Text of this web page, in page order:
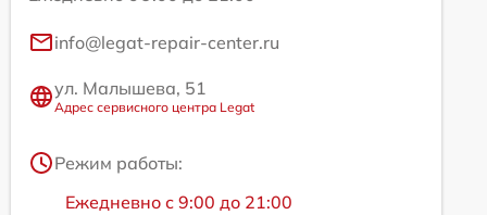
info@legat-repair-center.ru
ул. Малышева, 51
Адрес сервисного центра Legat
Режим работы:
Ежедневно с 9:00 до 21:00